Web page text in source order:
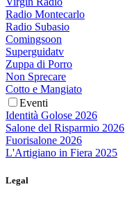
Radio Montecarlo
Radio Subasio
Comingsoon
Superguidatv
Zuppa di Porro
Non Sprecare
Cotto e Mangiato
Eventi
Identità Golose 2026
Salone del Risparmio 2026
Fuorisalone 2026
L'Artigiano in Fiera 2025
Legal